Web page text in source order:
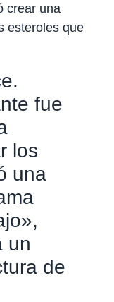
crear una
esteroles que
fue
los
una
un
de